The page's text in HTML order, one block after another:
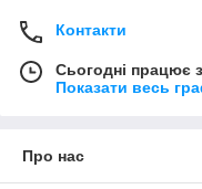
Контакти
Сьогодні працює
Показати весь
Про нас